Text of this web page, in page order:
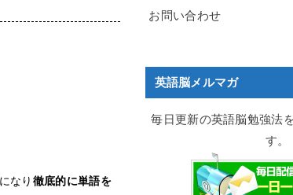
なり 徹底的に単語を
お問い合わせ
英語脳メルマガ
毎日更新の英語脳勉強法
す。